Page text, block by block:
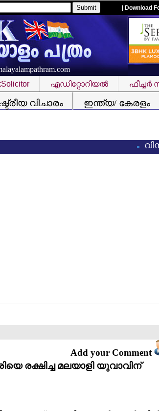
| Download
എഡിറ്റോറിയല്‍
വിചാരം
ഇന്ത്യ/ കേരളം
Add your Comment
രക്ഷിച്ച മലയാളി യുവാവിന്